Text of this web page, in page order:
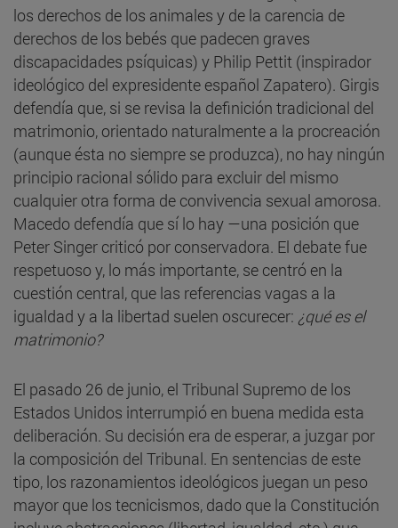
los derechos de los animales y de la carencia de
derechos de los bebés que padecen graves
discapacidades psíquicas) y Philip Pettit (inspirador
ideológico del expresidente español Zapatero). Girgis
defendía que, si se revisa la definición tradicional del
matrimonio, orientado naturalmente a la procreación
(aunque ésta no siempre se produzca), no hay ningún
principio racional sólido para excluir del mismo
cualquier otra forma de convivencia sexual amorosa.
Macedo defendía que sí lo hay —una posición que
Peter Singer criticó por conservadora. El debate fue
respetuoso y, lo más importante, se centró en la
cuestión central, que las referencias vagas a la
igualdad y a la libertad suelen oscurecer: ¿qué es el
matrimonio?
El pasado 26 de junio, el Tribunal Supremo de los
Estados Unidos interrumpió en buena medida esta
deliberación. Su decisión era de esperar, a juzgar por
la composición del Tribunal. En sentencias de este
tipo, los razonamientos ideológicos juegan un peso
mayor que los tecnicismos, dado que la Constitución